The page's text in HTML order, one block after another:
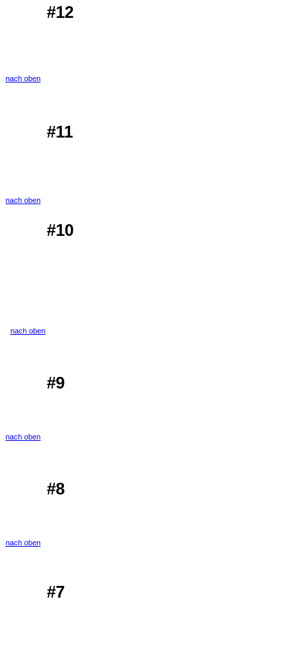
#12
nach oben
#11
nach oben
#10
nach oben
#9
nach oben
#8
nach oben
#7